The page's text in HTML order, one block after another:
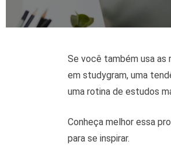
Se você também usa as
em studygram, uma
uma rotina de estudos
Conheça melhor essa
para se inspirar.